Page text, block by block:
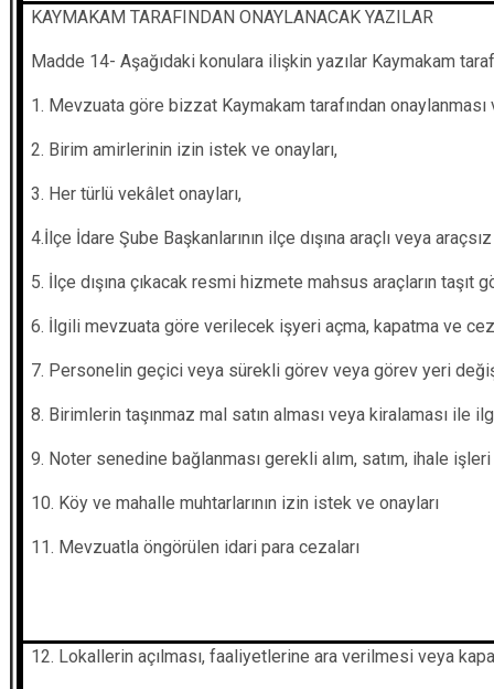
KAYMAKAM TARAFINDAN ONAYLANACAK YAZILAR
Madde 14- Aşağıdaki konulara ilişkin yazılar Kaymakam
1. Mevzuata göre bizzat Kaymakam tarafından
2. Birim amirlerinin izin istek ve onayları,
3. Her türlü vekâlet onayları,
4.İlçe İdare Şube Başkanlarının ilçe dışına araçlı veya
5. İlçe dışına çıkacak resmi hizmete mahsus araçların taşıt
6. İlgili mevzuata göre verilecek işyeri açma, kapatma ve
7. Personelin geçici veya sürekli görev veya görev yeri
8. Birimlerin taşınmaz mal satın alması veya kiralaması ile
9. Noter senedine bağlanması gerekli alım, satım, ihale
10. Köy ve mahalle muhtarlarının izin istek ve onayları
11. Mevzuatla öngörülen idari para cezaları
12. Lokallerin açılması, faaliyetlerine ara verilmesi veya